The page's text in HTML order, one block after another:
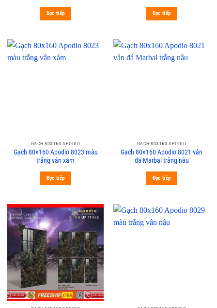
Đọc tiếp Đọc tiếp
GẠCH 80X160 APODIO
Gạch 80×160 Apodio 8023 màu
trắng vân xám
Đọc tiếp
GẠCH 80X160 APODIO
Gạch 80×160 Apodio 8021 vân
đá Marbal trắng nâu
Đọc tiếp